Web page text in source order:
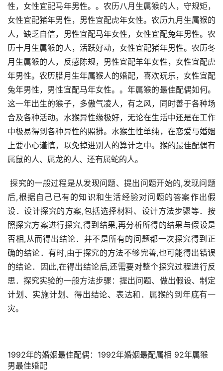
性，女性宜配马年男性。。农历八月生属猴的人，守规矩，
女性宜配猪年男性，男性宜配虎年女性。农历九月生属猴的
人，缺乏自信，男性宜配马年女性，女性宜配兔年男性。农
历十月生属猴的人，活跃好动，女性宜配猪年男性。农历冬
月生属猴的人，反感陈规，男性宜配羊年女性，女性宜配虎
年男性。农历腊月生年属猴人的婚配，喜欢玩乐，女性宜配
兔年男性，男性宜配马年女性。。年属猴的最佳配偶如何。
这一年出生的猴子，多傲气凌人，有之风，同时善于各种场
合及各种活动。水猴异性缘极好，无论在生活中还是在工作
中极易得到各种异性的照拂。水猴生性单纯，在恋爱与婚姻
上要小心谨慎，以免掉进别人的算计之中。猴的最佳配偶有
属鼠的人、属龙的人、还有属蛇的人。
探究的一般过程是从发现问题、提出问题开始的,发现问题
后,根据自己已有的知识和生活经验对问题的答案作出假
设．设计探究的方案,包括选择材料、设计方法步骤等．按
照探究方案进行探究,得到结果,再分析所得的结果与假设是
否相,从而得出结论．并不是所有的问题都一次探究得到正
确的结论．有时,由于探究的方法不够完善,也可能得出错误
的结论．因此,在得出结论后,还需要对整个探究过程进行反
思．探究实验的一般方法步骤：提出问题、做出假设、制定
计划、实施计划、得出结论、表达和．属猴的到年底有一
灾。
1992年的婚姻最佳配偶：1992年婚姻最配属相 92年属猴
男最佳婚配